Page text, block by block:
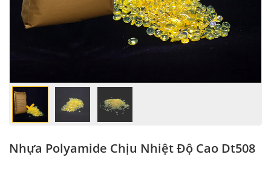
Nhựa Polyamide Chịu Nhiệt Độ Cao Dt508